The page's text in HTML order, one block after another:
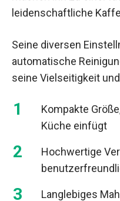
leidenschaftliche
Seine diversen
automatische
seine Vielseitigkeit
Kompakte
Küche einfügt
Hochwertige
Langlebiges